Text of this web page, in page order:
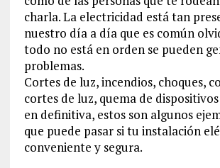
charla. La electricidad está tan
nuestro día a día que es común
todo no está en orden se pueden
problemas.
Cortes de luz, incendios, choques,
cortes de luz, quema de
en definitiva, estos son algunos
que puede pasar si tu instalación
conveniente y segura.